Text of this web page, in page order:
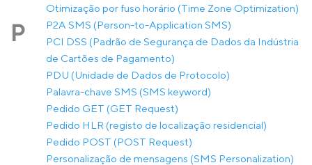
Otimização por fuso horário (Time Zone Optimization)
P
P2A SMS (Person-to-Application SMS)
PCI DSS (Padrão de Segurança de Dados da Indústria
de Cartões de Pagamento)
PDU (Unidade de Dados de Protocolo)
Palavra-chave SMS (SMS keyword)
Pedido GET (GET Request)
Pedido HLR (registo de localização residencial)
Pedido POST (POST Request)
Personalização de mensagens (SMS Personalization)